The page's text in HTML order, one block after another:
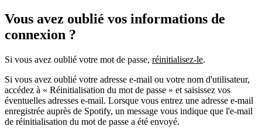
Vous avez oublié vos informations de
connexion ?
Si vous avez oublié votre mot de passe, réinitialisez-le.
Si vous avez oublié votre adresse e-mail ou votre nom d'utilisateur,
accédez à « Réinitialisation du mot de passe » et saisissez vos
éventuelles adresses e-mail. Lorsque vous entrez une adresse e-mail
enregistrée auprès de Spotify, un message vous indique que l'e-mail
de réinitialisation du mot de passe a été envoyé.